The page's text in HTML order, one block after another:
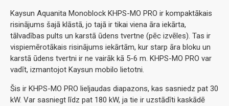
Kaysun Aquanita Monoblock KHPS-MO PRO ir kompaktākais
risinājums šajā klāstā, jo tajā ir tikai viena āra iekārta,
tālvadības pults un karstā ūdens tvertne (pēc izvēles). Tas ir
vispiemērotākais risinājums iekārtām, kur starp āra bloku un
karstā ūdens tvertni ir ne vairāk kā 5-6 m. KHPS-MO PRO var
vadīt, izmantojot Kaysun mobilo lietotni.
Šis ir KHPS-MO PRO lieljaudas diapazons, kas sasniedz pat 30
kW. Var sasniegt līdz pat 180 kW, ja tie ir uzstādīti kaskādē